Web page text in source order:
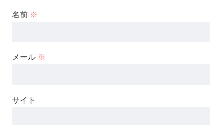
名前 ※
メール ※
サイト